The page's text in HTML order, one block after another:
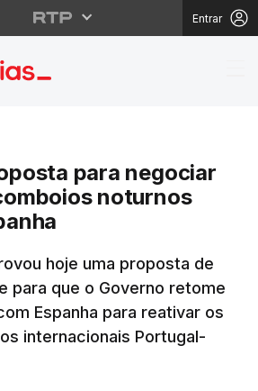
Entrar
proposta
para negociar
noturnos
hoje uma proposta de
para que o Governo retome
Espanha para reativar os
internacionais Portugal-